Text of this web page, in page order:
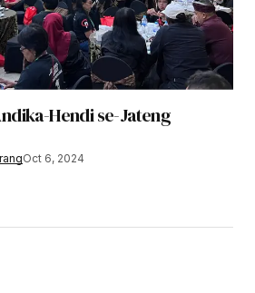
Hendi se-Jateng
Oct 6, 2024